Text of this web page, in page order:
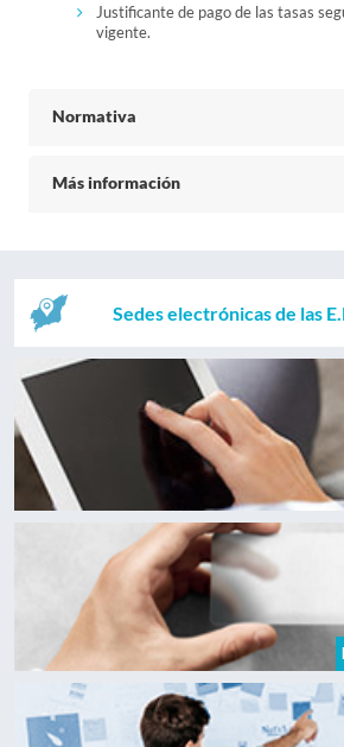
Justificante de pago de las tasas
vigente.
Normativa
Más información
Sedes electrónicas de las